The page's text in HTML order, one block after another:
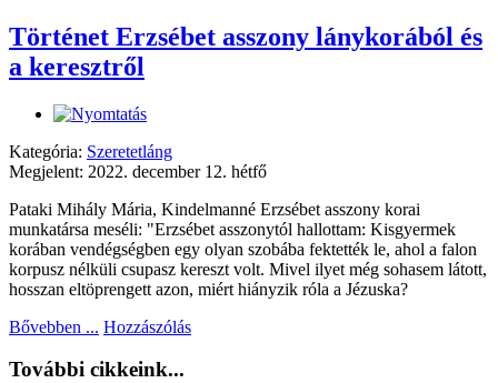
Történet Erzsébet asszony lánykorából és
a keresztről
Kategória: Szeretetláng
Megjelent: 2022. december 12. hétfő
Pataki Mihály Mária, Kindelmanné Erzsébet asszony korai
munkatársa meséli: "Erzsébet asszonytól hallottam: Kisgyermek
korában vendégségben egy olyan szobába fektették le, ahol a falon
korpusz nélküli csupasz kereszt volt. Mivel ilyet még sohasem látott,
hosszan eltöprengett azon, miért hiányzik róla a Jézuska?
Bővebben ... Hozzászólás
További cikkeink...